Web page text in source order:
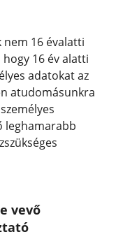
nem 16 évalatti
16 év alatti
adatokat az
atudomásunkra
leghamarabb
vevő